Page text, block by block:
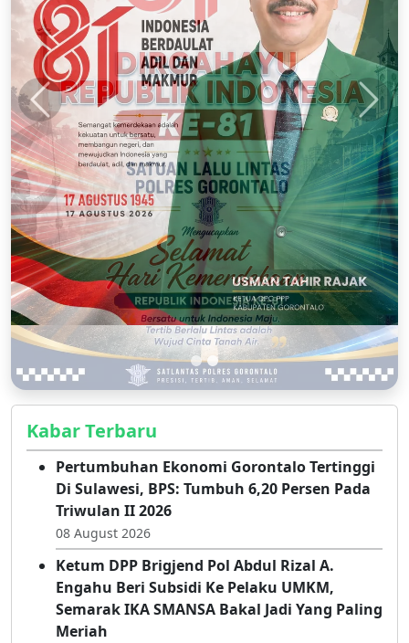
Kabar Terbaru
Pertumbuhan Ekonomi Gorontalo Tertinggi
Di Sulawesi, BPS: Tumbuh 6,20 Persen Pada
Triwulan II 2026
08 August 2026
Ketum DPP Brigjend Pol Abdul Rizal A.
Engahu Beri Subsidi Ke Pelaku UMKM,
Semarak IKA SMANSA Bakal Jadi Yang Paling
Meriah